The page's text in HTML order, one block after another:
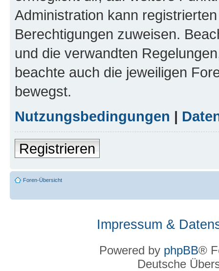
Administration kann
Berechtigungen zuweisen.
und die verwandten
beachte auch die jeweiligen
bewegst.
Nutzungsbedingungen |
Registrieren
Foren-Übersicht
Impressum &
Powered by phpBB®
Deutsche